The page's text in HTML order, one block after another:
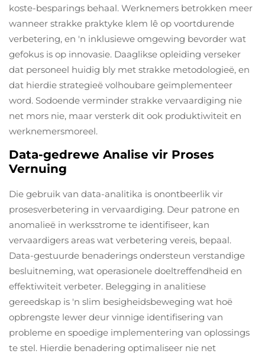
koste-besparings behaal. Werknemers betrokken meer
wanneer strakke praktyke klem lê op voortdurende
verbetering, en 'n inklusiewe omgewing bevorder wat
gefokus is op innovasie. Daaglikse opleiding verseker
dat personeel huidig bly met strakke metodologieë, en
dat hierdie strategieë volhoubare geïmplementeer
word. Sodoende verminder strakke vervaardiging nie
net mors nie, maar versterk dit ook produktiwiteit en
werknemersmoreel.
Data-gedrewe Analise vir Proses
Vernuing
Die gebruik van data-analitika is onontbeerlik vir
prosesverbetering in vervaardiging. Deur patrone en
anomalieë in werksstrome te identifiseer, kan
vervaardigers areas wat verbetering vereis, bepaal.
Data-gestuurde benaderings ondersteun verstandige
besluitneming, wat operasionele doeltreffendheid en
effektiwiteit verbeter. Belegging in analitiese
gereedskap is 'n slim besigheidsbeweging wat hoë
opbrengste lewer deur vinnige identifisering van
probleme en spoedige implementering van oplossings
te stel. Hierdie benadering optimaliseer nie net